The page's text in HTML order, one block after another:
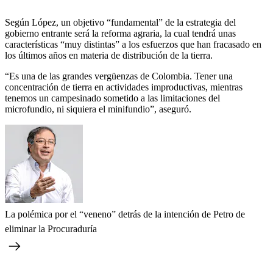
Según López, un objetivo “fundamental” de la estrategia del
gobierno entrante será la reforma agraria, la cual tendrá unas
características “muy distintas” a los esfuerzos que han fracasado en
los últimos años en materia de distribución de la tierra.
“Es una de las grandes vergüenzas de Colombia. Tener una
concentración de tierra en actividades improductivas, mientras
tenemos un campesinado sometido a las limitaciones del
microfundio, ni siquiera el minifundio”, aseguró.
La polémica por el “veneno” detrás de la intención de Petro de
eliminar la Procuraduría